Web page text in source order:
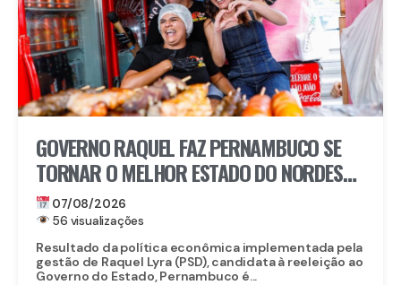
GOVERNO RAQUEL FAZ PERNAMBUCO SE
TORNAR O MELHOR ESTADO DO NORDESTE
PARA EMPREENDER E AVANÇA AO TOP 3
NACIONAL
07/08/2026
56 visualizações
Resultado da política econômica implementada pela
gestão de Raquel Lyra (PSD), candidata à reeleição ao
Governo do Estado, Pernambuco é...